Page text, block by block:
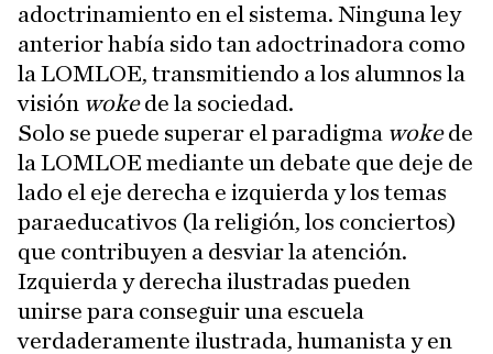
adoctrinamiento en el sistema. Ninguna ley
anterior había sido tan adoctrinadora como
la LOMLOE, transmitiendo a los alumnos la
visión wokede la sociedad.
Solo se puede superar el paradigma wokede
la LOMLOE mediante un debate que deje de
lado el eje derecha e izquierda y los temas
paraeducativos (la religión, los conciertos)
que contribuyen a desviar la atención.
Izquierda y derecha ilustradas pueden
unirse para conseguir una escuela
verdaderamente ilustrada, humanista y en